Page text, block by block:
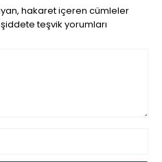
hakaret içeren cümleler
teşvik yorumları